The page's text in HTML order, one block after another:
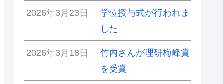
2026年3月23日
学位授与式が行われま
した
2026年3月18日
竹内さんが理研梅峰賞
を受賞